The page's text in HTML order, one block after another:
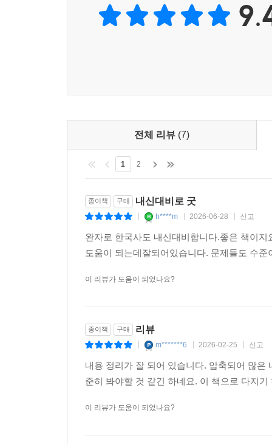
전체 리뷰 (7)
1 2
종이책 구매 내신대비로 굿
h****m 2026-06-28 신고
완자로 한국사도 내신대비합니다.좋은 책이
도움이 되는데잘되어있습니다. 문제들도 수
이 리뷰가 도움이 되었나요?
종이책 구매 리뷰
m*******6 2026-02-25 신고
내용 정리가 잘 되어 있습니다. 압축되어 많
준히 봐야할 것 같긴 하네요. 이 책으로 다지
이 리뷰가 도움이 되었나요?